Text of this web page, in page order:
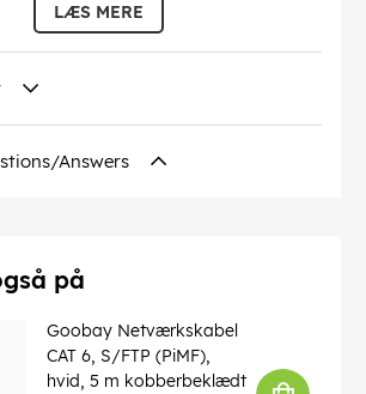
: 30 mm
(OS2) White
af kappe: 125 µ
Ferrule
: Pb
: ja
kabel
: Glass Fibre G.657.A2
: ja
LÆS MERE
Answers
på
Goobay Netværkskabel
CAT 6, S/FTP (PiMF),
hvid, 5 m kobberbeklædt